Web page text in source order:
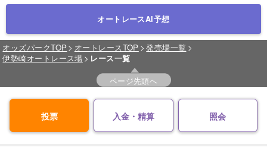
オートレースAI予想
オッズパークTOP オートレースTOP
発売場一覧
伊勢崎オートレース場
レース一覧
ページ先頭へ
投票 入金・精算 照会